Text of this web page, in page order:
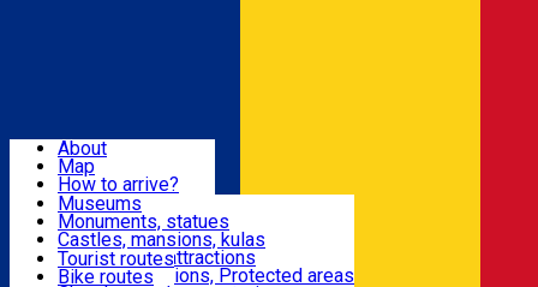
Attractions
Routes
Customs, Traditions
About
Map
How to arrive?
Recommendations
Tourist attractions
News
Museums
Monuments, statues
Castles, mansions, kulas
Architectural attractions
Natural attractions, Protected areas
Tourist routes
Bike routes